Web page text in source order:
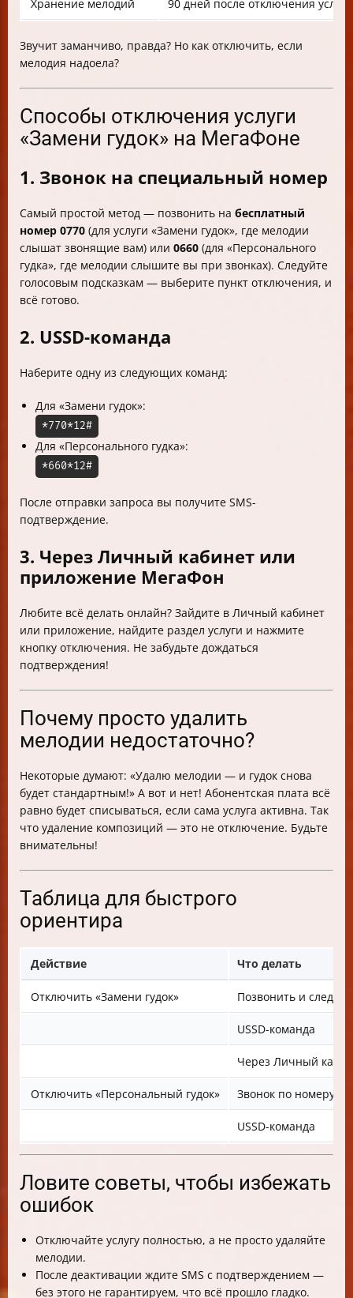
Хранение мелодий 90 дней после отключения услуги
Звучит заманчиво, правда? Но как отключить, если
мелодия надоела?
Способы отключения услуги
«Замени гудок» на МегаФоне
1. Звонок на специальный номер
Самый простой метод — позвонить на бесплатный
номер 0770 (для услуги «Замени гудок», где мелодии
слышат звонящие вам) или 0660 (для «Персонального
гудка», где мелодии слышите вы при звонках). Следуйте
голосовым подсказкам — выберите пункт отключения, и
всё готово.
2. USSD-команда
Наберите одну из следующих команд:
Для «Замени гудок»:
*770*12#
Для «Персонального гудка»:
*660*12#
После отправки запроса вы получите SMS-
подтверждение.
3. Через Личный кабинет или
приложение МегаФон
Любите всё делать онлайн? Зайдите в Личный кабинет
или приложение, найдите раздел услуги и нажмите
кнопку отключения. Не забудьте дождаться
подтверждения!
Почему просто удалить
мелодии недостаточно?
Некоторые думают: «Удалю мелодии — и гудок снова
будет стандартным!» А вот и нет! Абонентская плата всё
равно будет списываться, если сама услуга активна. Так
что удаление композиций — это не отключение. Будьте
внимательны!
Таблица для быстрого
ориентира
Действие Что делать
Отключить «Замени гудок» Позвонить и
USSD-команда
Через Личный
Отключить «Персональный гудок» Звонок по номеру
USSD-команда
Ловите советы, чтобы избежать
ошибок
Отключайте услугу полностью, а не просто удаляйте
мелодии.
После деактивации ждите SMS с подтверждением —
без этого не гарантируем, что всё прошло гладко.